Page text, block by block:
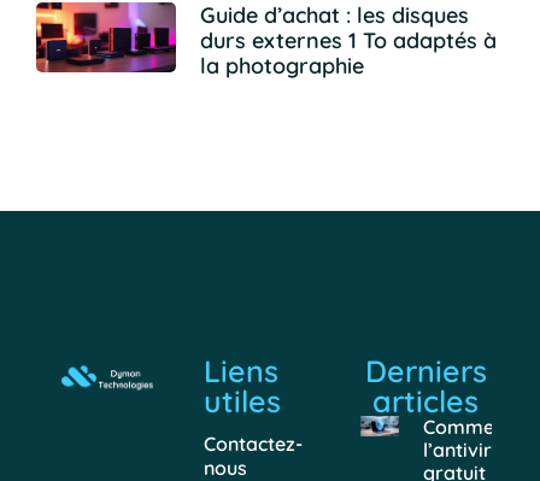
Guide d’achat : les disques
durs externes 1 To adaptés à
la photographie
Liens
utiles
Contactez-
nous
Derniers
articles
Comment
l’antivirus
gratuit